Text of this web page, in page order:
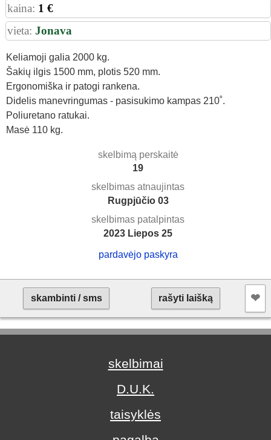
kaina: 1 €
vieta: Jonava
Keliamoji galia 2000 kg.
Šakių ilgis 1500 mm, plotis 520 mm.
Ergonomiška ir patogi rankena.
Didelis manevringumas - pasisukimo kampas 210˚.
Poliuretano ratukai.
Masė 110 kg.
skelbimą perskaitė
19
skelbimas atnaujintas
Rugpjūčio 03
skelbimas patalpintas
2023 Liepos 25
pardavėjo paskyra
skambinti / sms rašyti laišką ❤︎
skelbimai
D.U.K.
taisyklės